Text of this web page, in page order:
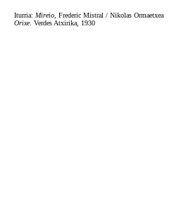
Iturria: Mireio , Frederic Mistral / Nikolas Ormaetxea
Orixe. Verdes Atxirika, 1930